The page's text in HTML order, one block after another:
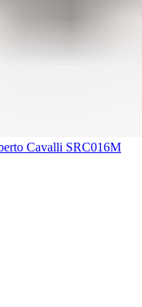
Cavalli SRC016M